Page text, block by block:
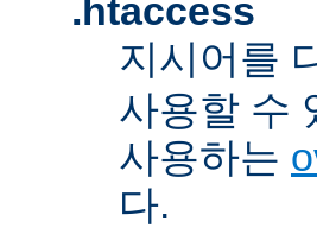
.htaccess
지시어를
사용할 수
사용하는
다.